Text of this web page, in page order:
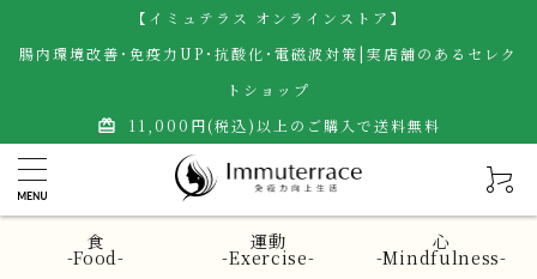
【イミュテラス オンラインストア】
腸内環境改善･免疫力UP･抗酸化･電磁波対策|実店舗のあるセレク
トショップ
card_giftcard 11,000円(税込)以上のご購入で送料無料
食
-Food-
運動
-Exercise-
心
-Mindfulness-